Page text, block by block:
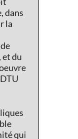
dans
la
et du
qui